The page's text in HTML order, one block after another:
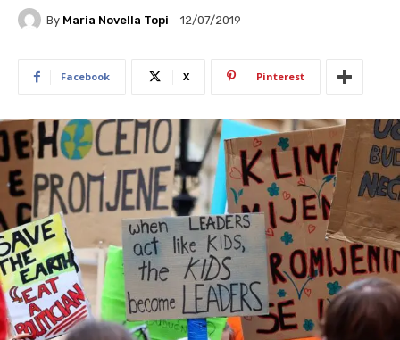
By Maria Novella Topi 12/07/2019
Facebook X Pinterest